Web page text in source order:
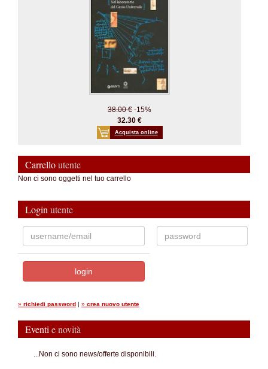
38.00 € -15%
32.30 €
Acquista online
Carrelloutente
Non ci sono oggetti nel tuo carrello
Login utente
» richiedi password | » crea nuovo utente
Eventi e novità
...Non ci sono news/offerte disponibili.